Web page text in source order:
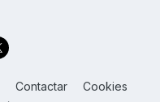
Contactar Cookies